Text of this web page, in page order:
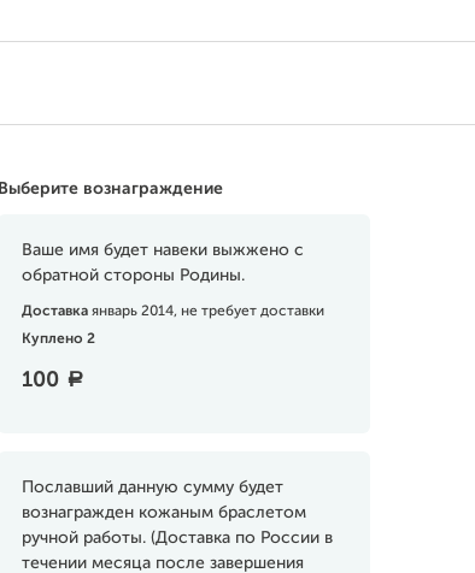
Выберите вознаграждение
Ваше имя будет навеки выжжено с
обратной стороны Родины.
Доставка январь 2014, не требует доставки
Куплено 2
100 a
Пославший данную сумму будет
вознагражден кожаным браслетом
ручной работы. (Доставка по России в
течении месяца после завершения